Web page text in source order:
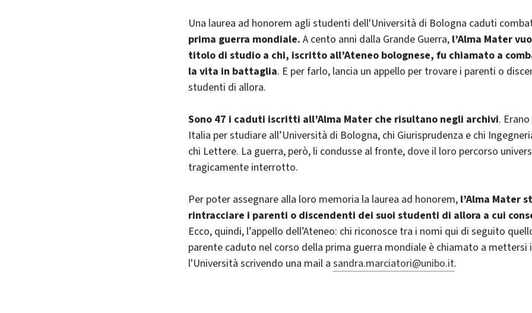
Una laurea ad honorem agli studenti dell'Università di Bologna caduti
prima guerra mondiale. A cento anni dalla Grande Guerra, l’Alma Mater
titolo di studio a chi, iscritto all’Ateneo bolognese, fu chiamato a
la vita in battaglia. E per farlo, lancia un appello per trovare i parenti o
studenti di allora.
Sono 47 i caduti iscritti all’Alma Mater che risultano negli archivi.
Italia per studiare all’Università di Bologna, chi Giurisprudenza e chi
chi Lettere. La guerra, però, li condusse al fronte, dove il loro percorso
tragicamente interrotto.
Per poter assegnare alla loro memoria la laurea ad honorem, l’Alma Mater
rintracciare i parenti o discendenti dei suoi studenti di allora a cui
Ecco, quindi, l’appello dell’Ateneo: chi riconosce tra i nomi qui di seguito
parente caduto nel corso della prima guerra mondiale è chiamato a
l'Università scrivendo una mail a sandra.marciatori@unibo.it.